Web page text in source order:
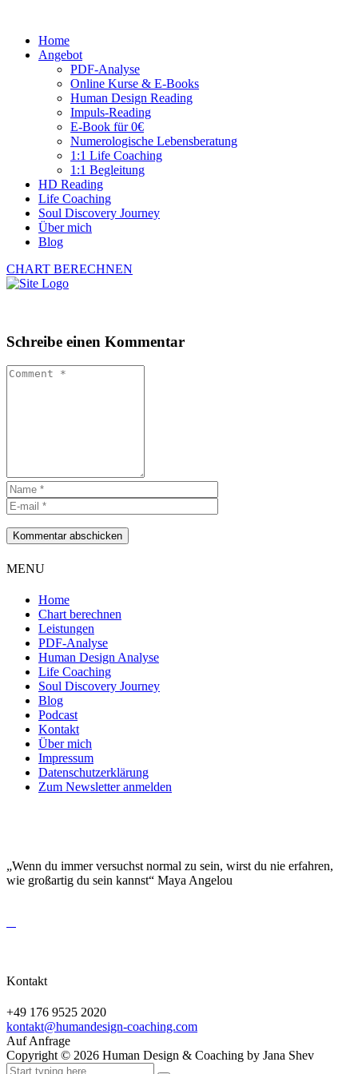
Home
Angebot
PDF-Analyse
Online Kurse & E-Books
Human Design Reading
Impuls-Reading
E-Book für 0€
Numerologische Lebensberatung
1:1 Life Coaching
1:1 Begleitung
HD Reading
Life Coaching
Soul Discovery Journey
Über mich
Blog
CHART BERECHNEN
Schreibe einen Kommentar
Kommentar abschicken
MENU
Home
Chart berechnen
Leistungen
PDF-Analyse
Human Design Analyse
Life Coaching
Soul Discovery Journey
Blog
Podcast
Kontakt
Über mich
Impressum
Datenschutzerklärung
Zum Newsletter anmelden
„Wenn du immer versuchst normal zu sein, wirst du nie erfahren,
wie großartig du sein kannst“ Maya Angelou
Kontakt
+49 176 9525 2020
kontakt@humandesign-coaching.com
Auf Anfrage
Copyright © 2026 Human Design & Coaching by Jana Shev